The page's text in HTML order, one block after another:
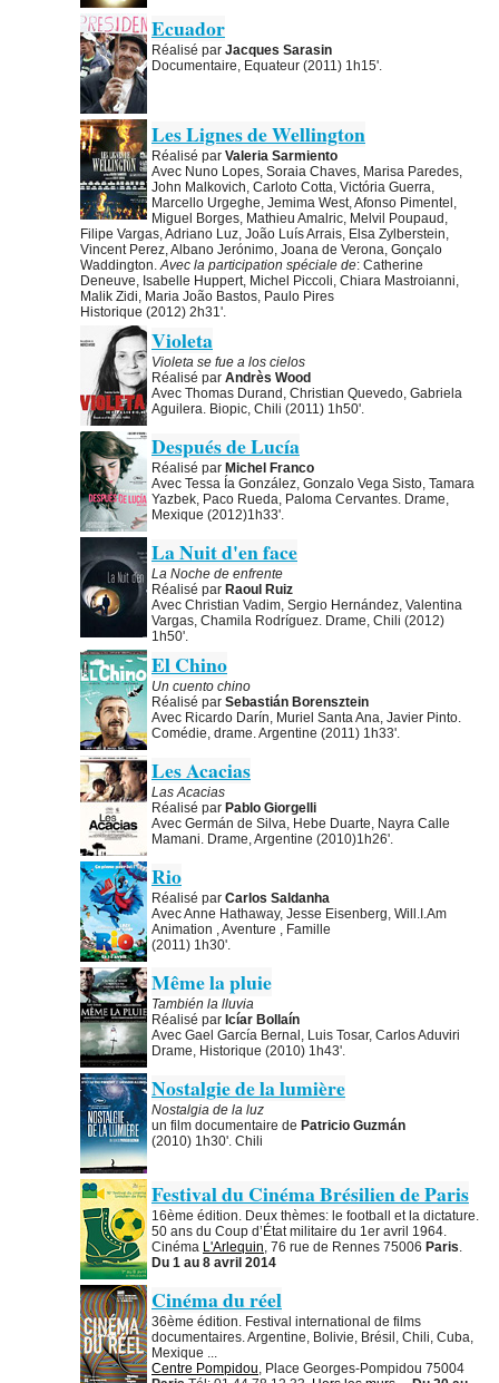
Ecuador
Réalisé par Jacques Sarasin
Documentaire, Equateur (2011) 1h15'.
Les Lignes de Wellington
Réalisé par Valeria Sarmiento
Avec Nuno Lopes, Soraia Chaves, Marisa Paredes,
John Malkovich, Carloto Cotta, Victória Guerra,
Marcello Urgeghe, Jemima West, Afonso Pimentel,
Miguel Borges, Mathieu Amalric, Melvil Poupaud,
Filipe Vargas, Adriano Luz, João Luís Arrais, Elsa Zylberstein,
Vincent Perez, Albano Jerónimo, Joana de Verona, Gonçalo
Waddington.Avec la participation spéciale de: Catherine
Deneuve, Isabelle Huppert, Michel Piccoli, Chiara Mastroianni,
Malik Zidi, Maria João Bastos, Paulo Pires
Historique (2012) 2h31'.
Violeta
Violeta se fue a los cielos
Réalisé par Andrès Wood
Avec Thomas Durand, Christian Quevedo, Gabriela
Aguilera. Biopic, Chili (2011) 1h50'.
Después de Lucía
Réalisé par Michel Franco
Avec Tessa Ía González, Gonzalo Vega Sisto, Tamara
Yazbek, Paco Rueda, Paloma Cervantes. Drame,
Mexique (2012)1h33'.
La Nuit d'en face
La Noche de enfrente
Réalisé par Raoul Ruiz
Avec Christian Vadim, Sergio Hernández, Valentina
Vargas, Chamila Rodríguez. Drame, Chili (2012)
1h50'.
El Chino
Un cuento chino
Réalisé par Sebastián Borensztein
Avec Ricardo Darín, Muriel Santa Ana, Javier Pinto.
Comédie, drame. Argentine (2011) 1h33'.
Les Acacias
Las Acacias
Réalisé par Pablo Giorgelli
Avec Germán de Silva, Hebe Duarte, Nayra Calle
Mamani. Drame, Argentine (2010)1h26'.
Rio
Réalisé par Carlos Saldanha
Avec Anne Hathaway, Jesse Eisenberg, Will.I.Am
Animation , Aventure , Famille
(2011) 1h30'.
Même la pluie
También la lluvia
Réalisé par Icíar Bollaín
Avec Gael García Bernal, Luis Tosar, Carlos Aduviri
Drame, Historique (2010) 1h43'.
Nostalgie de la lumière
Nostalgia de la luz
un film documentaire de Patricio Guzmán
(2010) 1h30'. Chili
Festival du Cinéma Brésilien de Paris
16ème édition. Deux thèmes: le football et la dictature.
50 ans du Coup d’État militaire du 1er avril 1964.
Cinéma L'Arlequin, 76 rue de Rennes 75006 Paris.
Du 1 au 8 avril 2014
Cinéma du réel
36ème édition. Festival international de films
documentaires. Argentine, Bolivie, Brésil, Chili, Cuba,
Mexique ...
Centre Pompidou, Place Georges-Pompidou 75004